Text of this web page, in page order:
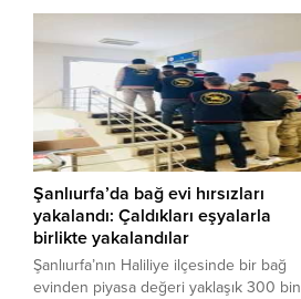
çalışmaları devam ediyor. Haber Merkezi
– Siverek ilçesi Hasan Çelebi
Mahallesi’nde bulunan Ahmet Koyuncu
Mesleki...
Şanlıurfa’da bağ evi hırsızları
yakalandı: Çaldıkları eşyalarla
birlikte yakalandılar
Şanlıurfa’nın Haliliye ilçesinde bir bağ
evinden piyasa değeri yaklaşık 300 bin